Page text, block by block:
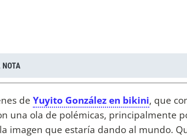
NOTA
de Yuyito González en bikini, que
una ola de polémicas, principalmente
imagen que estaría dando al mundo.